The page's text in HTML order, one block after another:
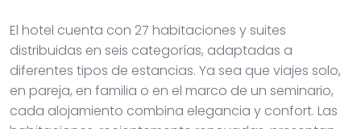
El hotel cuenta con 27 habitaciones y suites
distribuidas en seis categorías, adaptadas a
diferentes tipos de estancias. Ya sea que viajes solo,
en pareja, en familia o en el marco de un seminario,
cada alojamiento combina elegancia y confort. Las